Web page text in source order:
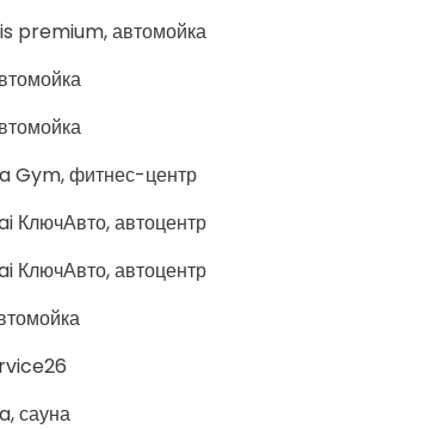
premium, автомойка
Gym, фитнес-центр
КлючАвто, автоцентр
КлючАвто, автоцентр
сауна